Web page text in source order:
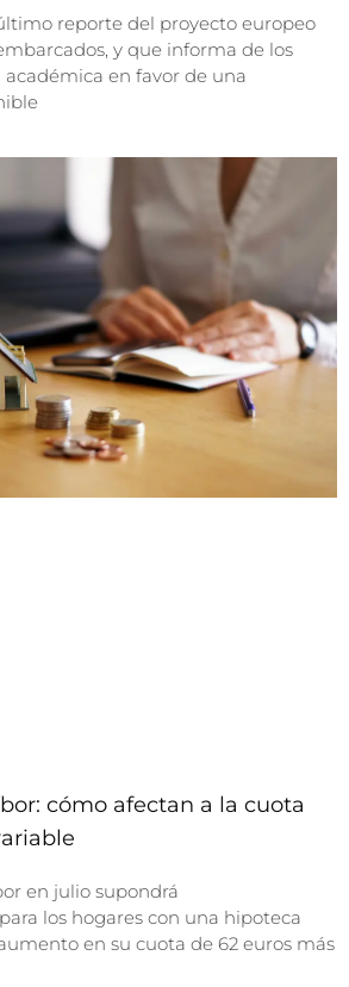
reporte del proyecto europeo
y que informa de los
en favor de una
cómo afectan a la cuota
en julio supondrá
los hogares con una hipoteca
en su cuota de 62 euros más